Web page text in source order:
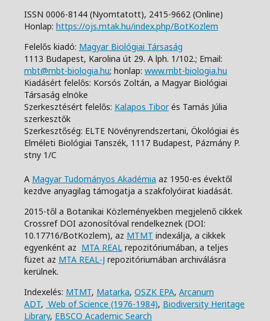
ISSN 0006-8144 (Nyomtatott), 2415-9662 (Online)
Honlap: https://ojs.mtak.hu/index.php/BotKozlem
Felelős kiadó: Magyar Biológiai Társaság
1113 Budapest, Karolina út 29. A lph. 1/102.; Email:
mbt@mbt-biologia.hu; honlap: www.mbt-biologia.hu
Kiadásért felelős: Korsós Zoltán, a Magyar Biológiai
Társaság elnöke
Szerkesztésért felelős: Kalapos Tiborés Tamás Júlia
szerkesztők
Szerkesztőség: ELTE Növényrendszertani, Ökológiai és
Elméleti Biológiai Tanszék, 1117 Budapest, Pázmány P.
stny 1/C
A Magyar Tudományos Akadémia az 1950-es évektől
kezdve anyagilag támogatja a szakfolyóirat kiadását.
2015-től a Botanikai Közleményekben megjelenő cikkek
Crossref DOI azonosítóval rendelkeznek (DOI:
10.17716/BotKozlem), az MTMT indexálja, a cikkek
egyenként az MTA REAL repozitóriumában, a teljes
füzet az MTA REAL-J repozitóriumában archiválásra
kerülnek.
Indexelés: MTMT, Matarka, OSZK EPA, Arcanum
ADT, Web of Science (1976-1984), Biodiversity Heritage
Library, EBSCO Academic Search